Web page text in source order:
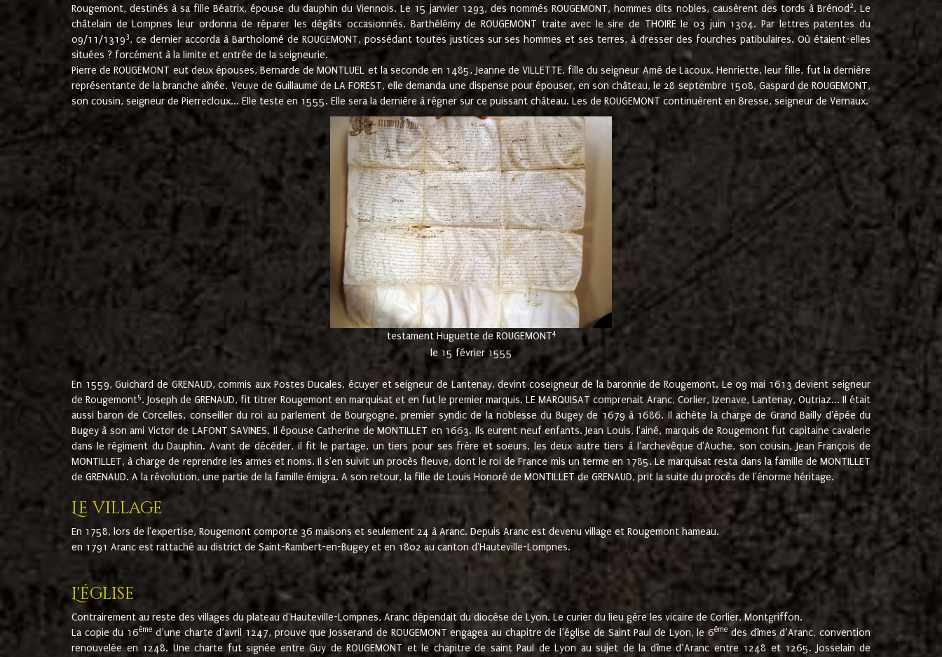
Rougemont, destinés à sa fille Béatrix, épouse du dauphin du Viennois. Le 15 janvier 1293, des nommés ROUGEMONT, hommes dits nobles, causèrent des tords à Brénod 2. Le
châtelain de Lompnes leur ordonna de réparer les dégâts occasionnés. Barthélémy de ROUGEMONT traite avec le sire de THOIRE le 03 juin 1304. Par lettres patentes du
09/11/13193, ce dernier accorda à Bartholomé de ROUGEMONT, possédant toutes justices sur ses hommes et ses terres, à dresser des fourches patibulaires. Où étaient-elles
situées ? forcément à la limite et entrée de la seigneurie.
Pierre de ROUGEMONT eut deux épouses, Bernarde de MONTLUEL et la seconde en 1485, Jeanne de VILLETTE, fille du seigneur Amé de Lacoux. Henriette, leur fille, fut la dernière
représentante de la branche aînée. Veuve de Guillaume de LA FOREST, elle demanda une dispense pour épouser, en son château, le 28 septembre 1508, Gaspard de ROUGEMONT,
son cousin, seigneur de Pierrecloux... Elle teste en 1555. Elle sera la dernière à régner sur ce puissant château. Les de ROUGEMONT continuèrent en Bresse, seigneur de Vernaux.
testament Huguette de ROUGEMONT4
le 15 février 1555
En 1559, Guichard de GRENAUD, commis aux Postes Ducales, écuyer et seigneur de Lantenay, devint coseigneur de la baronnie de Rougemont. Le 09 mai 1613 devient seigneur
de Rougemont5. Joseph de GRENAUD, fit titrer Rougemont en marquisat et en fut le premier marquis. LE MARQUISAT comprenait Aranc, Corlier, Izenave, Lantenay, Outriaz... Il était
aussi baron de Corcelles, conseiller du roi au parlement de Bourgogne, premier syndic de la noblesse du Bugey de 1679 à 1686. Il achète la charge de Grand Bailly d'épée du
Bugey à son ami Victor de LAFONT SAVINES. Il épouse Catherine de MONTILLET en 1663. Ils eurent neuf enfants. Jean Louis, l'ainé, marquis de Rougemont fut capitaine cavalerie
dans le régiment du Dauphin. Avant de décéder, il fit le partage, un tiers pour ses frère et soeurs, les deux autre tiers à l'archevêque d'Auche, son cousin, Jean François de
MONTILLET, à charge de reprendre les armes et noms. Il s'en suivit un procès fleuve, dont le roi de France mis un terme en 1785. Le marquisat resta dans la famille de MONTILLET
de GRENAUD. A la révolution, une partie de la famille émigra. A son retour, la fille de Louis Honoré de MONTILLET de GRENAUD, prit la suite du procès de l'énorme héritage.
Le village
En 1758, lors de l'expertise, Rougemont comporte 36 maisons et seulement 24 à Aranc. Depuis Aranc est devenu village et Rougemont hameau.
en 1791 Aranc est rattaché au district de Saint-Rambert-en-Bugey et en 1802 au canton d'Hauteville-Lompnes.
L'église
Contrairement au reste des villages du plateau d'Hauteville-Lompnes, Aranc dépendait du diocèse de Lyon. Le curier du lieu gère les vicaire de Corlier, Montgriffon.
La copie du 16ème d’une charte d’avril 1247, prouve que Josserand de ROUGEMONT engagea au chapitre de l’église de Saint Paul de Lyon, le 6ème des dîmes d’Aranc, convention
renouvelée en 1248. Une charte fut signée entre Guy de ROUGEMONT et le chapitre de saint Paul de Lyon au sujet de la dîme d’Aranc entre 1248 et 1265. Josselain de